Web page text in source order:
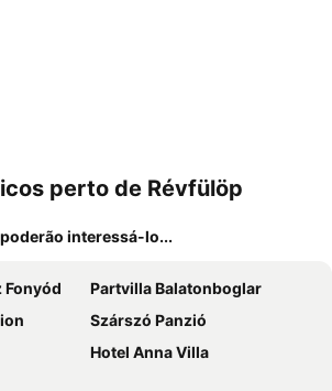
perto de Révfülöp
interessá-lo...
Fonyód
Partvilla Balatonboglar
Szárszó Panzió
Hotel Anna Villa